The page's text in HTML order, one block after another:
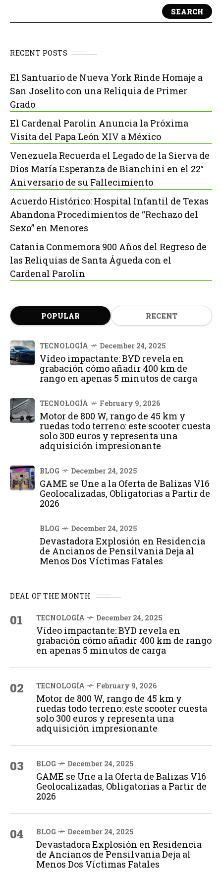
SEARCH
RECENT POSTS
El Santuario de Nueva York Rinde Homaje a
San Joselito con una Reliquia de Primer
Grado
El Cardenal Parolin Anuncia la Próxima
Visita del Papa León XIV a México
Venezuela Recuerda el Legado de la Sierva de
Dios María Esperanza de Bianchini en el 22°
Aniversario de su Fallecimiento
Acuerdo Histórico: Hospital Infantil de Texas
Abandona Procedimientos de “Rechazo del
Sexo” en Menores
Catania Conmemora 900 Años del Regreso de
las Reliquias de Santa Águeda con el
Cardenal Parolin
POPULAR RECENT
TECNOLOGÍA December 24, 2025
Vídeo impactante: BYD revela en
grabación cómo añadir 400 km de
rango en apenas 5 minutos de carga
TECNOLOGÍA February 9, 2026
Motor de 800 W, rango de 45 km y
ruedas todo terreno: este scooter cuesta
solo 300 euros y representa una
adquisición impresionante
BLOG December 24, 2025
GAME se Une a la Oferta de Balizas V16
Geolocalizadas, Obligatorias a Partir de
2026
BLOG December 24, 2025
Devastadora Explosión en Residencia
de Ancianos de Pensilvania Deja al
Menos Dos Víctimas Fatales
DEAL OF THE MONTH
01 TECNOLOGÍA December 24, 2025
Vídeo impactante: BYD revela en
grabación cómo añadir 400 km de rango
en apenas 5 minutos de carga
02 TECNOLOGÍA February 9, 2026
Motor de 800 W, rango de 45 km y
ruedas todo terreno: este scooter cuesta
solo 300 euros y representa una
adquisición impresionante
03 BLOG December 24, 2025
GAME se Une a la Oferta de Balizas V16
Geolocalizadas, Obligatorias a Partir de
2026
04 BLOG December 24, 2025
Devastadora Explosión en Residencia
de Ancianos de Pensilvania Deja al
Menos Dos Víctimas Fatales